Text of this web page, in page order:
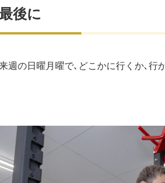
後に
週の日曜月曜で､どこかに行くか､行